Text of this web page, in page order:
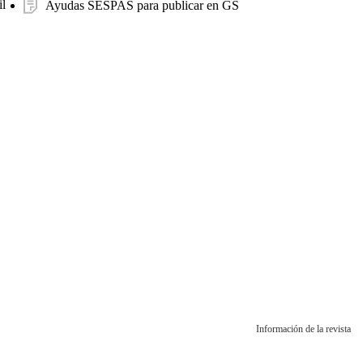
Ayudas SESPAS para publicar en GS
Información de la revista